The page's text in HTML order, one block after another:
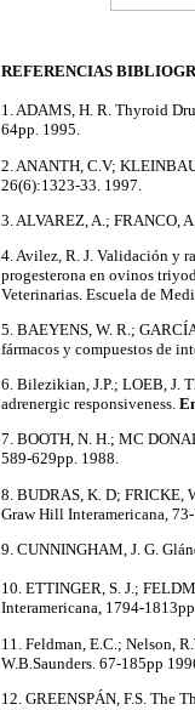
REFERENCIAS
1. ADAMS, H. R. Thyroid
64pp. 1995.
2. ANANTH, C.V;
26(6):1323-33. 1997.
3. ALVAREZ, A.; FRANCO,
4. Avilez, R. J. Validación y
progesterona en ovinos
Veterinarias. Escuela de
5. BAEYENS, W. R.;
fármacos y compuestos de
6. Bilezikian, J.P.; LOEB, J.
adrenergic responsiveness.
7. BOOTH, N. H.; MC
589-629pp. 1988.
8. BUDRAS, K. D; FRICKE,
Graw Hill Interamericana,
9. CUNNINGHAM, J. G.
10. ETTINGER, S. J.;
Interamericana, 1794-
11. Feldman, E.C.; Nelson,
W.B.Saunders. 67-185pp
12. GREENSPÁN, F.S. The